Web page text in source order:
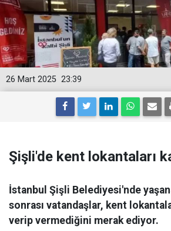
23:39
26 Mart 2025
Şişli'de kent lokantaları
İstanbul Şişli Belediyesi'nde
sonrası vatandaşlar, kent
verip vermediğini merak ediyor.